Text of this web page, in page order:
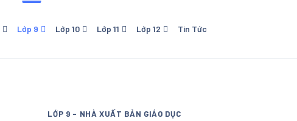
Lớp 9 Lớp 10 Lớp 11 Lớp 12 Tin Tức
LỚP 9 - NHÀ XUẤT BẢN GIÁO DỤC